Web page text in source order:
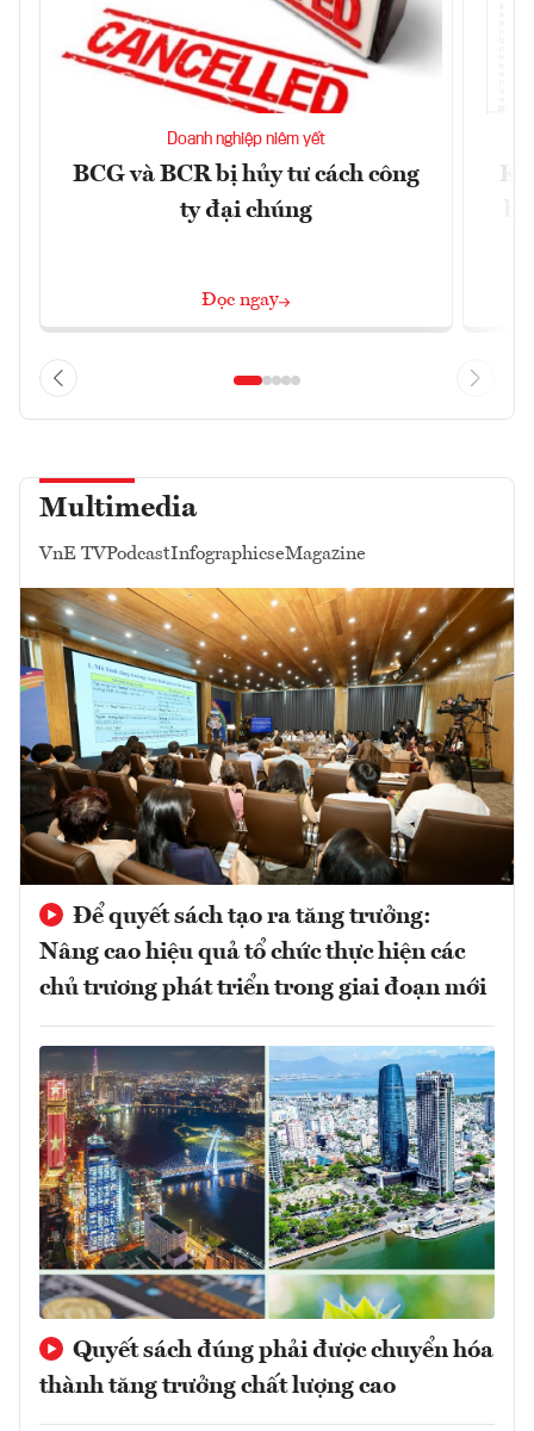
Doanh nghiệp niêm yết
BCG và BCR bị hủy tư cách công
ty đại chúng
Đọc ngay
Multimedia
VnE TVPodcastInfographicseMagazine
Để quyết sách tạo ra tăng trưởng:
Nâng cao hiệu quả tổ chức thực hiện các
chủ trương phát triển trong giai đoạn mới
Quyết sách đúng phải được chuyển hóa
thành tăng trưởng chất lượng cao